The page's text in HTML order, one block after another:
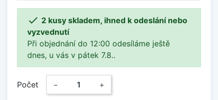
 2 kusy skladem, ihned k odeslání nebo
vyzvednutí
Při objednání do 12:00 odesíláme ještě
dnes, u vás v pátek 7.8..
Počet − +